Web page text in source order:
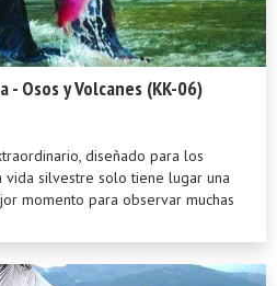
- Osos y Volcanes (KK-06)
diseñado para los
vida silvestre solo tiene lugar una
momento para observar muchas